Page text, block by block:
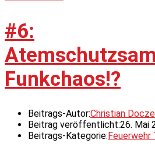
#6:
Funkchaos!?
Beitrags-Autor:Christian
Beitrag veröffentlicht:26. Mai
Beitrags-Kategorie: Feuerwehr